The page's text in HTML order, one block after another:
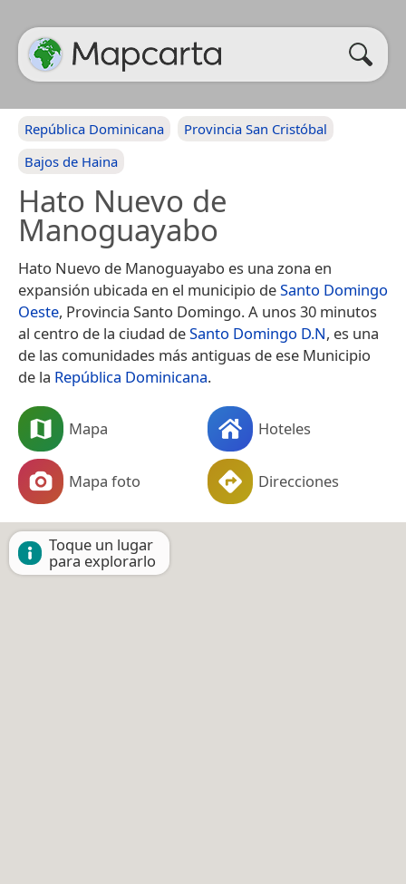
República Dominicana
Provincia San Cristóbal
Bajos de Haina
Hato Nuevo de
Manoguayabo
Hato Nuevo de Manoguayabo es una zona en
expansión ubicada en el municipio deSanto Domingo
Oeste, Provincia Santo Domingo.​​ A unos 30 minutos
al centro de la ciudad deSanto Domingo D.N, es una
de las comunidades más antiguas de ese Municipio
de la República Dominicana.
Mapa Hoteles
Mapa foto Direcciones
Toque un lugar
para explorarlo